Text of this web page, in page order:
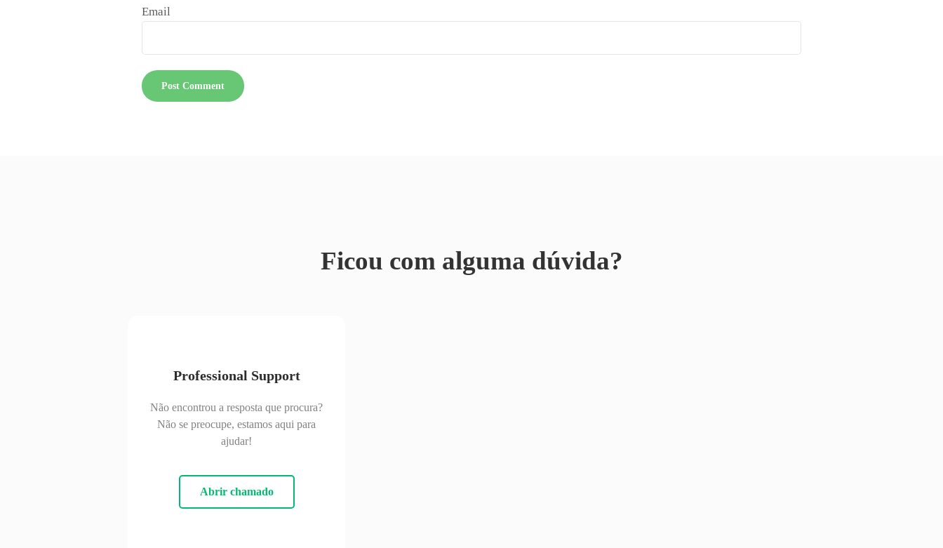
Email
Ficou com alguma dúvida?
Professional Support
Não encontrou a resposta que procura?
Não se preocupe, estamos aqui para
ajudar!
Abrir chamado